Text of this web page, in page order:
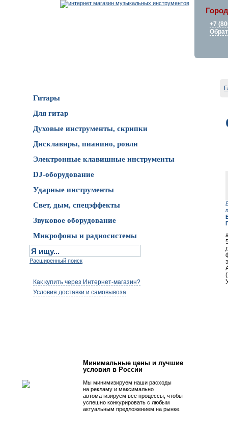
+7
Гитары
Для гитар
Духовые инструменты, скрипки
Дисклавиры, пианино, рояли
Электронные клавишные инструменты
DJ-оборудование
Ударные инструменты
Свет, дым, спецэффекты
Звуковое оборудование
Микрофоны и радиосистемы
Расширенный поиск
Как купить через Интернет-магазин?
Условия доставки и самовывоза
Минимальные цены и лучшие
условия в России
Мы минимизируем наши расходы
на рекламу и максимально
автоматизируем все процессы, чтобы
успешно конкурировать с любым
актуальным предложением на рынке.